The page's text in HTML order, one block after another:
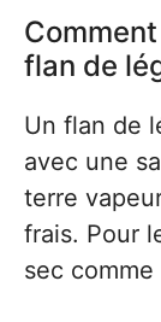
flan de
Un flan de
avec une
terre
frais. Pour
sec